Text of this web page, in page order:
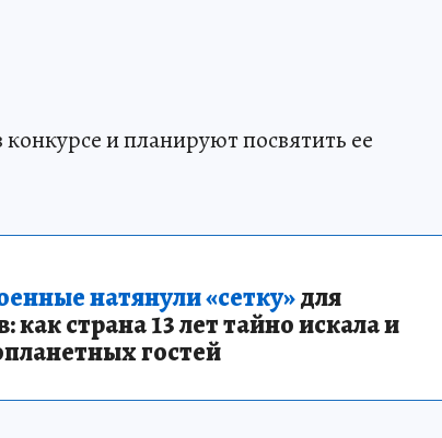
и планируют посвятить ее
натянули «сетку»для
как страна 13 лет тайно искала и
гостей